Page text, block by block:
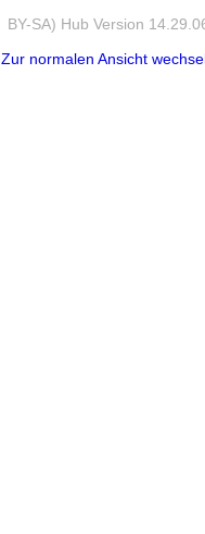
BY-SA) Hub Version
Zur normalen Ansicht